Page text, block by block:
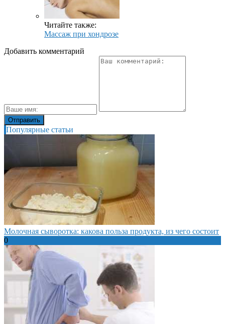
Читайте также:
Массаж при хондрозе
Добавить комментарий
Популярные статьи
Молочная сыворотка: какова польза продукта, из чего состоит
0